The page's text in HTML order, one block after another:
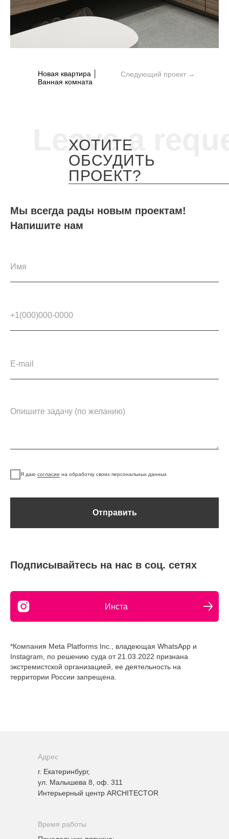
Следующий проект →
Новая квартира │
Ванная комната
Leave a
ХОТИТЕ
ОБСУДИТЬ
ПРОЕКТ?
Мы всегда рады новым проектам!
Напишите нам
Я даю согласие на обработку своих персональных данных
Отправить
Подписывайтесь на нас в соц. сетях
Инста
*Компания Meta Platforms Inc., владеющая WhatsApp и
Instagram, по решению суда от 21.03.2022 признана
экстремистской организацией, ее деятельность на
территории России запрещена.
Адрес
Время работы
г. Екатеринбург,
ул. Малышева 8, оф. 311
Интерьерный центр ARCHITECTOR